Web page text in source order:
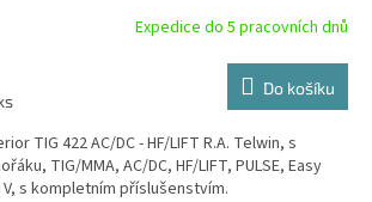
Expedice do 5 pracovních dnů
Do košíku
TIG 422 AC/DC - HF/LIFT R.A. Telwin, s
TIG/MMA, AC/DC, HF/LIFT, PULSE, Easy
V, s kompletním příslušenstvím.